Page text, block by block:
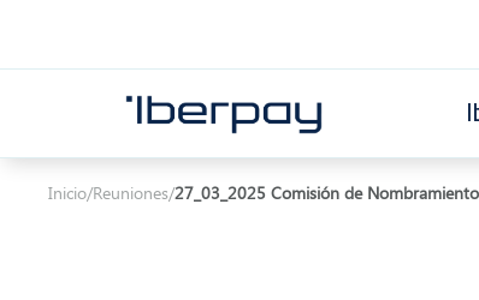
Iberpay
Inicio/Reuniones/27_03_2025 Comisión de